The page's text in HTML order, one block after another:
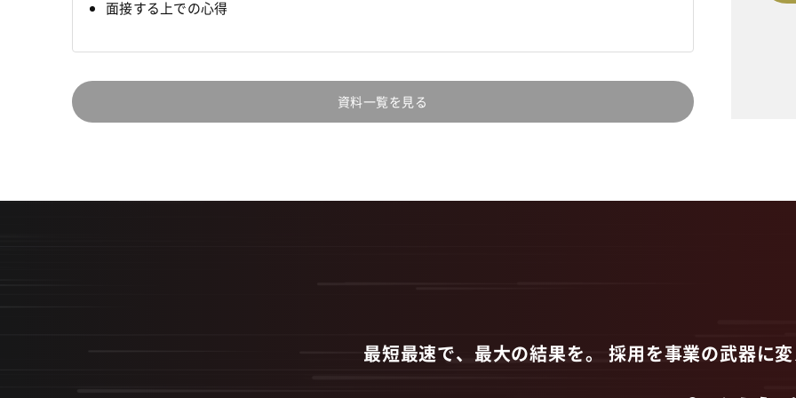
面接する上での心得
資料一覧を見る
最短最速で、最大の結果を。採用を事業の武器に